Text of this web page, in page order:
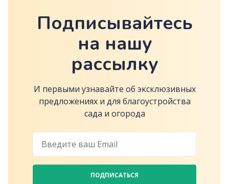
Подписывайтесь
на нашу
рассылку
И первыми узнавайте об эксклюзивных
предложениях и для благоустройства
сада и огорода
ПОДПИСАТЬСЯ